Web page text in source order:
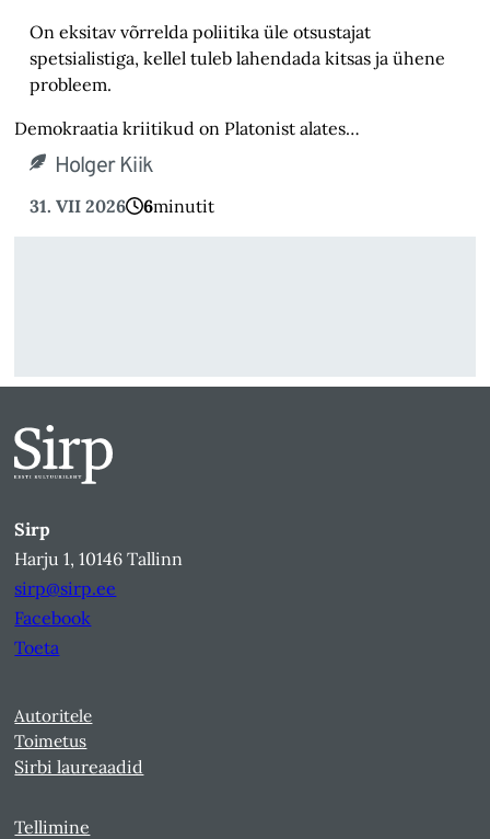
On eksitav võrrelda poliitika üle otsustajat
spetsialistiga, kellel tuleb lahendada kitsas ja ühene
probleem.
Demokraatia kriitikud on Platonist alates…
Holger Kiik
31. VII 2026 6minutit
Sirp
Harju 1, 10146 Tallinn
sirp@sirp.ee
Facebook
Toeta
Autoritele
Toimetus
Sirbi laureaadid
Tellimine